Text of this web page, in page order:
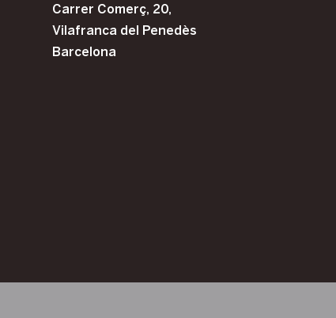
Carrer Comerç, 20,
Vilafranca del Penedès
Barcelona